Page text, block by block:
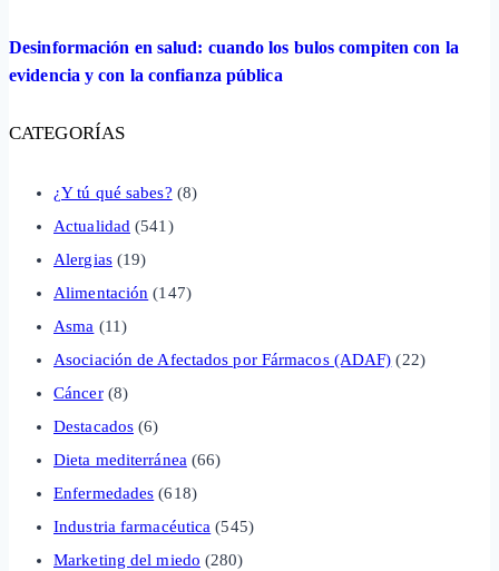
Desinformación en salud: cuando los bulos compiten con la
evidencia y con la confianza pública
CATEGORÍAS
¿Y tú qué sabes? (8)
Actualidad (541)
Alergias(19)
Alimentación (147)
Asma (11)
Asociación de Afectados por Fármacos (ADAF) (22)
Cáncer(8)
Destacados (6)
Dieta mediterránea(66)
Enfermedades (618)
Industria farmacéutica (545)
Marketing del miedo (280)